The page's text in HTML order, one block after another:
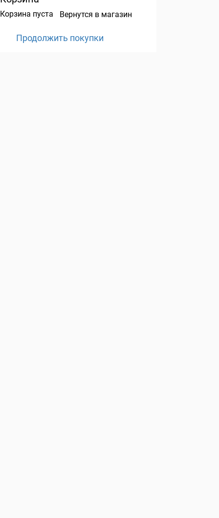
Корзина пуста Вернутся в магазин
Продолжить покупки